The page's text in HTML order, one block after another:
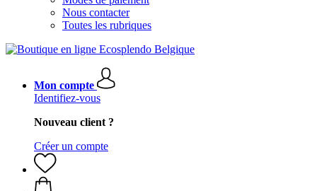
Nous contacter
Toutes les rubriques
Mon compte
Identifiez-vous
Nouveau client ?
Créer un compte